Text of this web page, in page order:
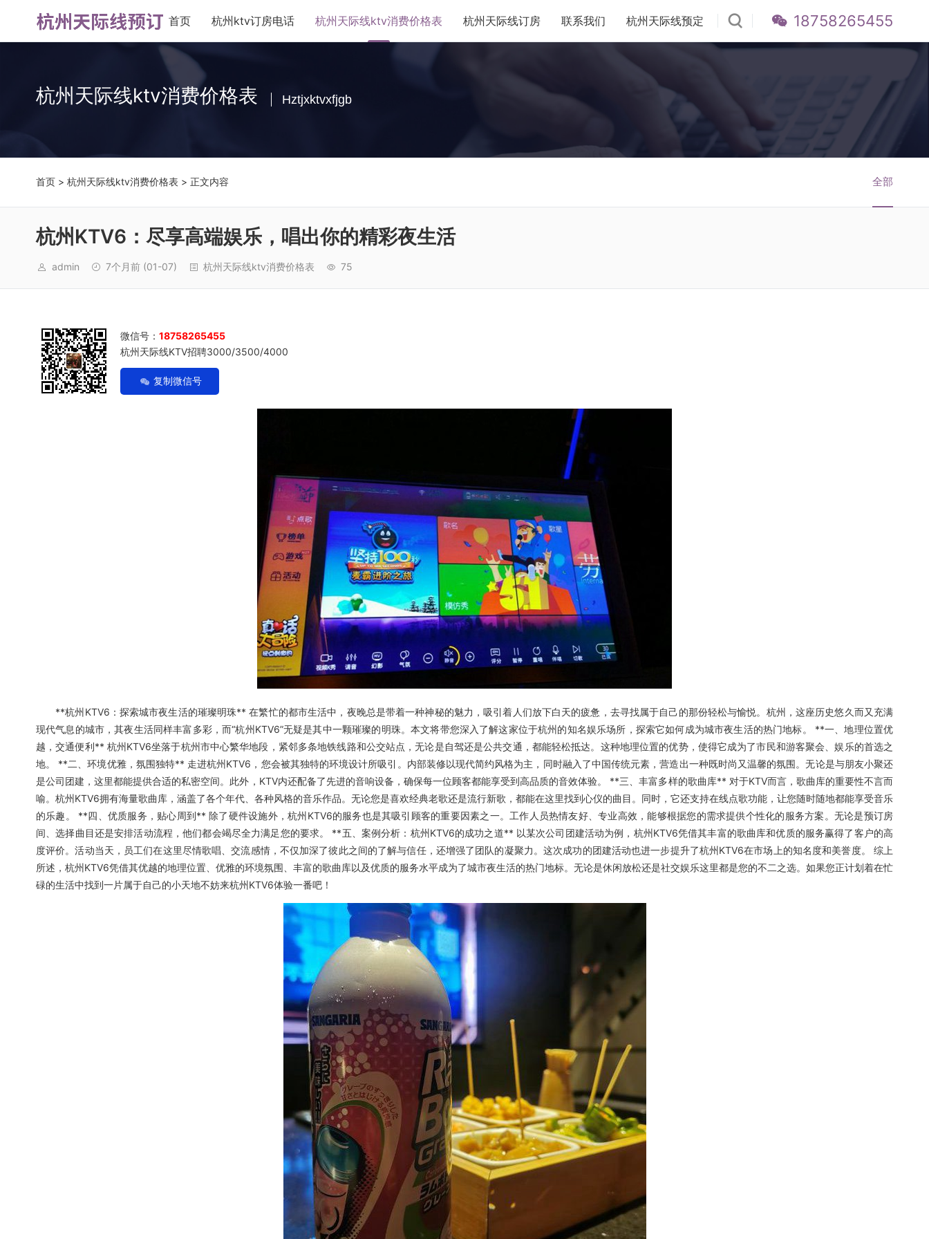
18758265455
首页 杭州ktv订房电话 杭州天际线ktv消费价格表 杭州天际线订房 联系我们 杭州天际线预定
杭州天际线ktv消费价格表 Hztjxktvxfjgb
首页 > 杭州天际线ktv消费价格表 > 正文内容 全部
杭州KTV6：尽享高端娱乐，唱出你的精彩夜生活
admin 7个月前 (01-07) 杭州天际线ktv消费价格表 75
微信号： 18758265455
杭州天际线KTV招聘3000/3500/4000
复制微信号
**杭州KTV6：探索城市夜生活的璀璨明珠** 在繁忙的都市生活中，夜晚总是带着一种神秘的魅力，吸引着人们放下白天的疲惫，去寻找属于自己的那份轻松与愉悦。杭州，这座历史悠久而又充满
现代气息的城市，其夜生活同样丰富多彩，而“杭州KTV6”无疑是其中一颗璀璨的明珠。本文将带您深入了解这家位于杭州的知名娱乐场所，探索它如何成为城市夜生活的热门地标。 **一、地理位置优
越，交通便利** 杭州KTV6坐落于杭州市中心繁华地段，紧邻多条地铁线路和公交站点，无论是自驾还是公共交通，都能轻松抵达。这种地理位置的优势，使得它成为了市民和游客聚会、娱乐的首选之
地。 **二、环境优雅，氛围独特** 走进杭州KTV6，您会被其独特的环境设计所吸引。内部装修以现代简约风格为主，同时融入了中国传统元素，营造出一种既时尚又温馨的氛围。无论是与朋友小聚还
是公司团建，这里都能提供合适的私密空间。此外，KTV内还配备了先进的音响设备，确保每一位顾客都能享受到高品质的音效体验。 **三、丰富多样的歌曲库** 对于KTV而言，歌曲库的重要性不言而
喻。杭州KTV6拥有海量歌曲库，涵盖了各个年代、各种风格的音乐作品。无论您是喜欢经典老歌还是流行新歌，都能在这里找到心仪的曲目。同时，它还支持在线点歌功能，让您随时随地都能享受音乐
的乐趣。 **四、优质服务，贴心周到** 除了硬件设施外，杭州KTV6的服务也是其吸引顾客的重要因素之一。工作人员热情友好、专业高效，能够根据您的需求提供个性化的服务方案。无论是预订房
间、选择曲目还是安排活动流程，他们都会竭尽全力满足您的要求。 **五、案例分析：杭州KTV6的成功之道** 以某次公司团建活动为例，杭州KTV6凭借其丰富的歌曲库和优质的服务赢得了客户的高
度评价。活动当天，员工们在这里尽情歌唱、交流感情，不仅加深了彼此之间的了解与信任，还增强了团队的凝聚力。这次成功的团建活动也进一步提升了杭州KTV6在市场上的知名度和美誉度。 综上
所述，杭州KTV6凭借其优越的地理位置、优雅的环境氛围、丰富的歌曲库以及优质的服务水平成为了城市夜生活的热门地标。无论是休闲放松还是社交娱乐这里都是您的不二之选。如果您正计划着在忙
碌的生活中找到一片属于自己的小天地不妨来杭州KTV6体验一番吧！